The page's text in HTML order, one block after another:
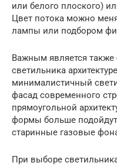
или белого плоского)
Цвет потока можно
лампы или подбором
Важным является также
светильника
минималистичный
фасад современного
прямоугольной
формы больше
старинные газовые
При выборе